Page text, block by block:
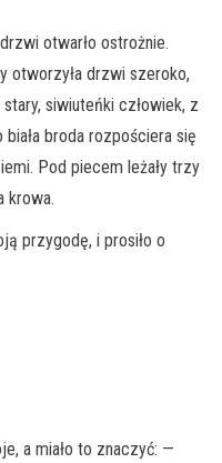
otwarło ostrożnie.
otworzyła drzwi szeroko,
siwiuteńki człowiek, z
broda rozpościera się
Pod piecem leżały trzy
krowa.
przygodę, i prosiło o
a miało to znaczyć: —